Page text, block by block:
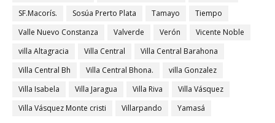
SF.Macorís.
Sosúa Prerto Plata Tamayo
Tiempo
Valle Nuevo Constanza
Valverde Verón
Vicente Noble
villa Altagracia
Villa Central
Villa Central Barahona
Villa Central Bh
Villa Central Bhona.
villa Gonzalez
Villa Isabela
Villa Jaragua Villa Riva
Villa Vásquez
Villa Vásquez Monte cristi
Villarpando Yamasá